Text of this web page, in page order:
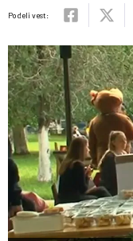
Podeli vest: